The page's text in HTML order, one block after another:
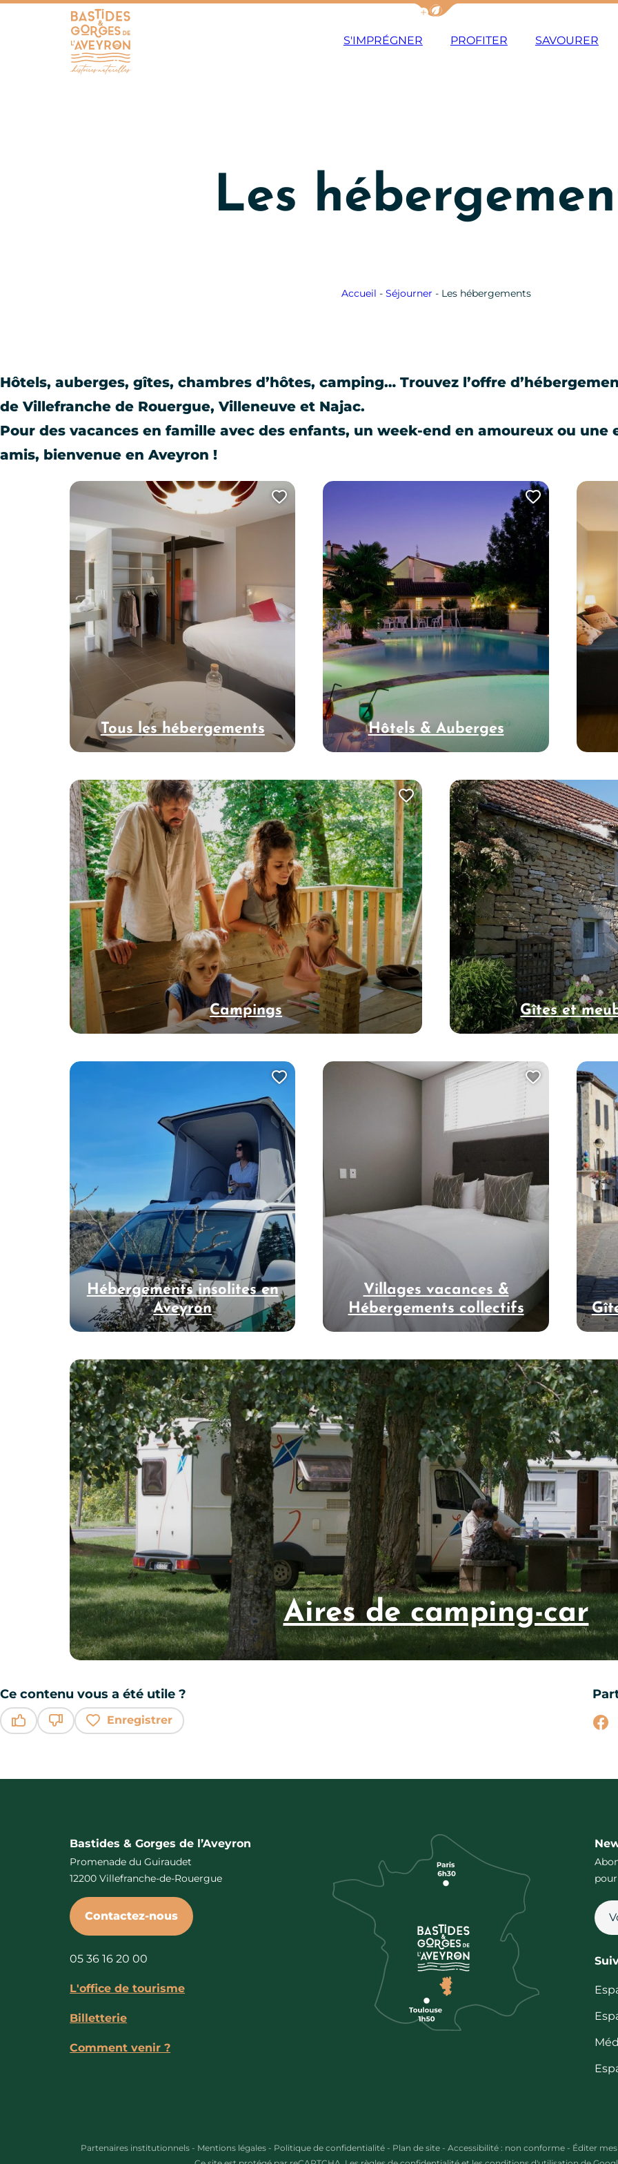
Afficher la barre de navigation du
S'IMPRÉGNER PROFITER SAVOURER
Les
Accueil - Séjourner - Les hébergements
Hôtels, auberges, gîtes, chambres d’hôtes, camping… Trouvez l’offre
de Villefranche de Rouergue, Villeneuve et Najac.
Pour des vacances en famille avec des enfants, un week-end en amoureux ou une
amis, bienvenue en Aveyron !
Tous les hébergements
Ajouter cette page au carnet de voyage ?
Hôtels & Auberges
Ajouter
Campings
Ajouter cette page au
Gîtes et
Hébergements insolites en
Aveyron
Ajouter cette page au carnet de voyage ?
Villages vacances &
Hébergements collectifs
Ajouter
Aires de camping-car
Ce contenu vous a été utile ?
Enregistrer
Bastides & Gorges de l’Aveyron
Promenade du Guiraudet
12200 Villefranche-de-Rouergue
Contactez-nous
05 36 16 20 00
L'office de tourisme
Billetterie
Comment venir ?
Partenaires institutionnels - Mentions légales - Politique de confidentialité - Plan de site - Accessibilité : non conforme - Éditer